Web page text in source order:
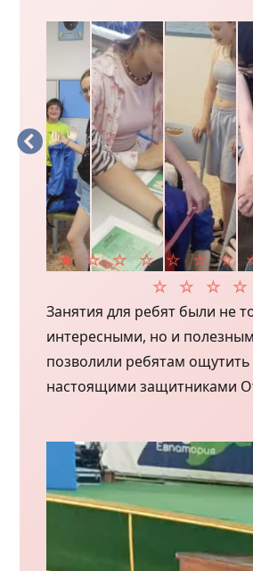
Занятия для ребят были не
интересными, но и
позволили ребятам ощутить
настоящими защитниками
Видеоплеер